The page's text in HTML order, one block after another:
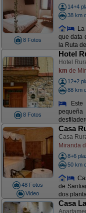
8 Fotos
14+4
38 km
que data
la Ruta
8 Fotos
Hotel
Hotel
km de
12+2
88 km
Este
48 Fotos
Video
Casa
Casa
Miranda
8+6
50 km
de
dos
Casa